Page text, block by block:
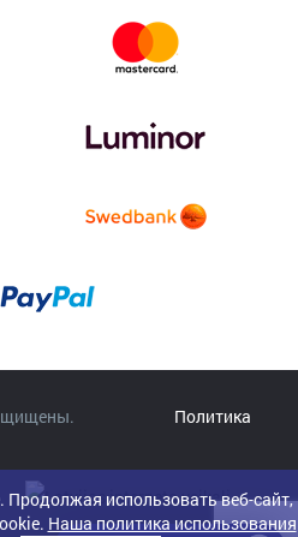
Политика
использовать веб-сайт,
Наша политика использования